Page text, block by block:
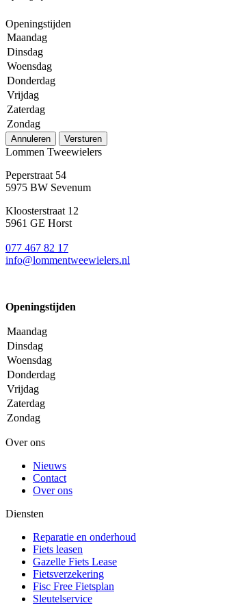
Openingstijden
Maandag
Dinsdag
Woensdag
Donderdag
Vrijdag
Zaterdag
Zondag
Annuleren Versturen
Lommen Tweewielers
Peperstraat 54
5975 BW Sevenum
Kloosterstraat 12
5961 GE Horst
077 467 82 17
info@lommentweewielers.nl
Openingstijden
Maandag
Dinsdag
Woensdag
Donderdag
Vrijdag
Zaterdag
Zondag
Over ons
Nieuws
Contact
Over ons
Diensten
Reparatie en onderhoud
Fiets leasen
Gazelle Fiets Lease
Fietsverzekering
Fisc Free Fietsplan
Sleutelservice